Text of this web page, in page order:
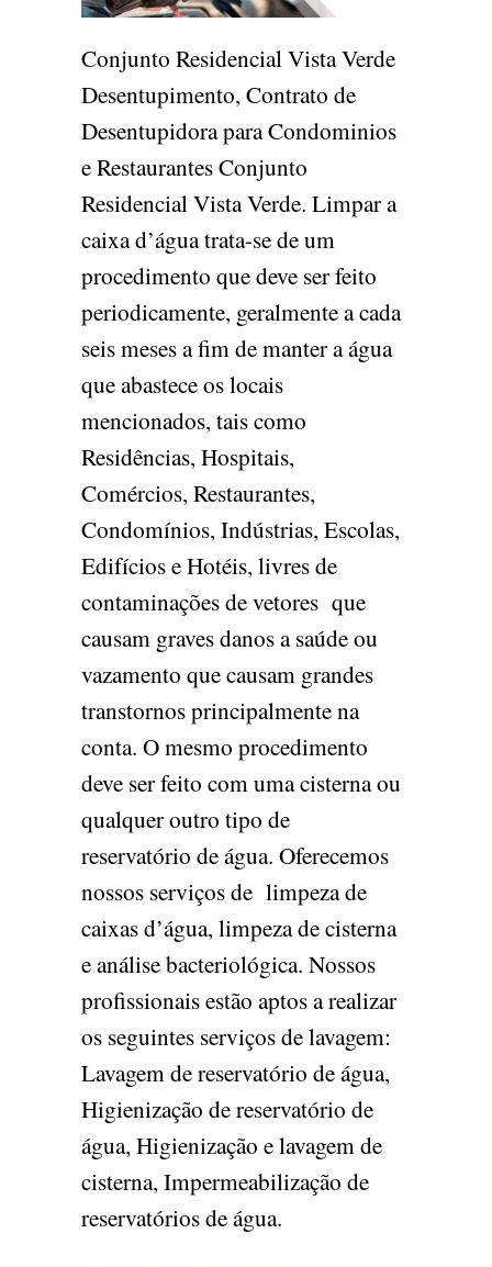
Conjunto Residencial Vista Verde
Desentupimento, Contrato de
Desentupidora para Condominios
e Restaurantes Conjunto
Residencial Vista Verde. Limpar a
caixa d’água trata-se de um
procedimento que deve ser feito
periodicamente, geralmente a cada
seis meses a fim de manter a água
que abastece os locais
mencionados, tais como
Residências, Hospitais,
Comércios, Restaurantes,
Condomínios, Indústrias, Escolas,
Edifícios e Hotéis, livres de
contaminações de vetores que
causam graves danos a saúde ou
vazamento que causam grandes
transtornos principalmente na
conta. O mesmo procedimento
deve ser feito com uma cisterna ou
qualquer outro tipo de
reservatório de água. Oferecemos
nossos serviços de limpeza de
caixas d’água, limpeza de cisterna
e análise bacteriológica. Nossos
profissionais estão aptos a realizar
os seguintes serviços de lavagem:
Lavagem de reservatório de água,
Higienização de reservatório de
água, Higienização e lavagem de
cisterna, Impermeabilização de
reservatórios de água.